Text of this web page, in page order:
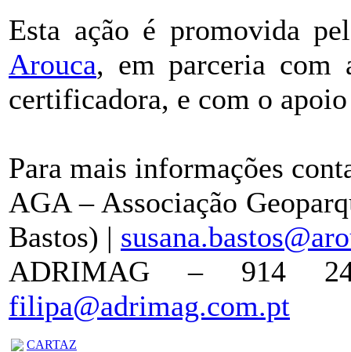
Esta ação é promovida
Arouca, em parceria
certificadora, e com o
Para mais informações
AGA – Associação
Bastos) |
ADRIMAG – 914
filipa@adrimag.com.pt
CARTAZ